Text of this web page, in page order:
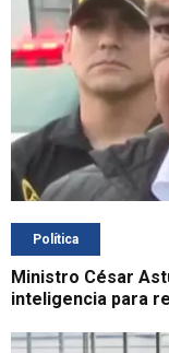
Política
Ministro César
inteligencia para